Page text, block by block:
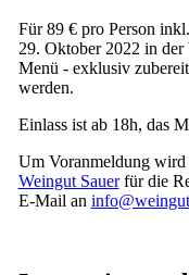
Für 89 € pro Person
29. Oktober 2022 in der
Menü - exklusiv
werden.
Einlass ist ab 18h, das
Um Voranmeldung wird
Weingut Sauerfür die
E-Mail an